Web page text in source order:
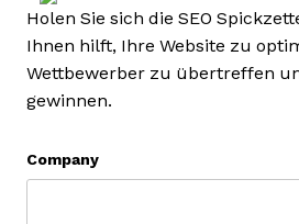
Holen Sie sich die SEO
Ihnen hilft, Ihre Website zu
Wettbewerber zu übertreffen
gewinnen.
Company